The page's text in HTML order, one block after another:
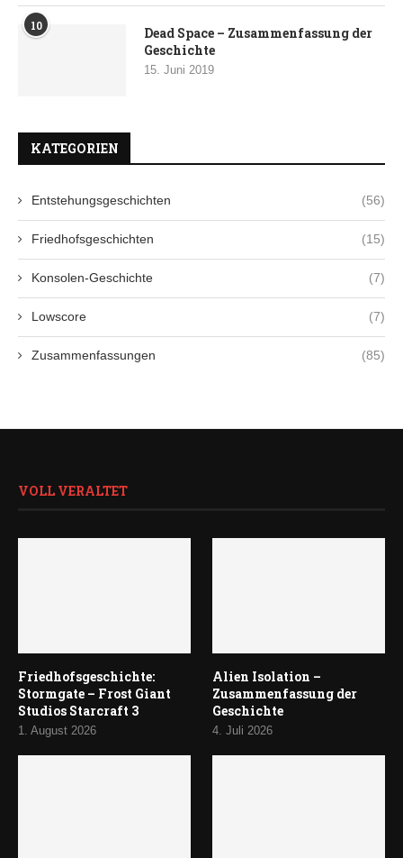
10
Dead Space – Zusammenfassung der
Geschichte
15. Juni 2019
KATEGORIEN
Entstehungsgeschichten (56)
Friedhofsgeschichten (15)
Konsolen-Geschichte (7)
Lowscore (7)
Zusammenfassungen (85)
VOLL VERALTET
Friedhofsgeschichte:
Stormgate – Frost Giant
Studios Starcraft 3
1. August 2026
Alien Isolation –
Zusammenfassung der
Geschichte
4. Juli 2026